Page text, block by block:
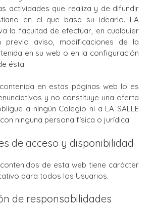
actividades que realiza y de difundir
en el que basa su ideario. LA
la facultad de efectuar, en cualquier
previo aviso, modificaciones de la
en su web o en la configuración
ésta.
en estas páginas web lo es
y no constituye una oferta
a ningún Colegio ni a LA SALLE
ninguna persona física o jurídica.
de acceso y disponibilidad
de esta web tiene carácter
para todos los Usuarios.
de responsabilidades